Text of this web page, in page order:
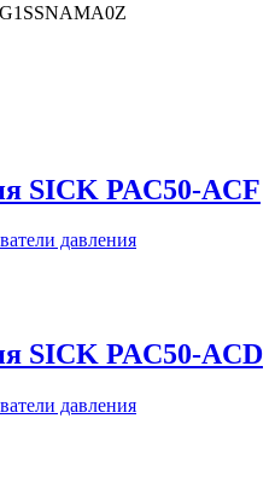
SICK PAC50-ACF
давления
SICK PAC50-ACD
давления